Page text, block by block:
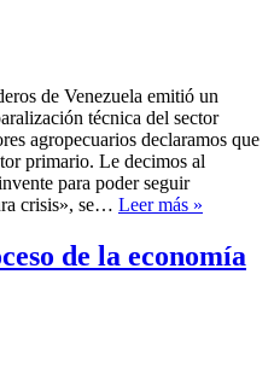
de Venezuela emitió un
técnica del sector
agropecuarios declaramos que
primario. Le decimos al
para poder seguir
crisis», se… Leer más »
parálisis
técnica
de la economía